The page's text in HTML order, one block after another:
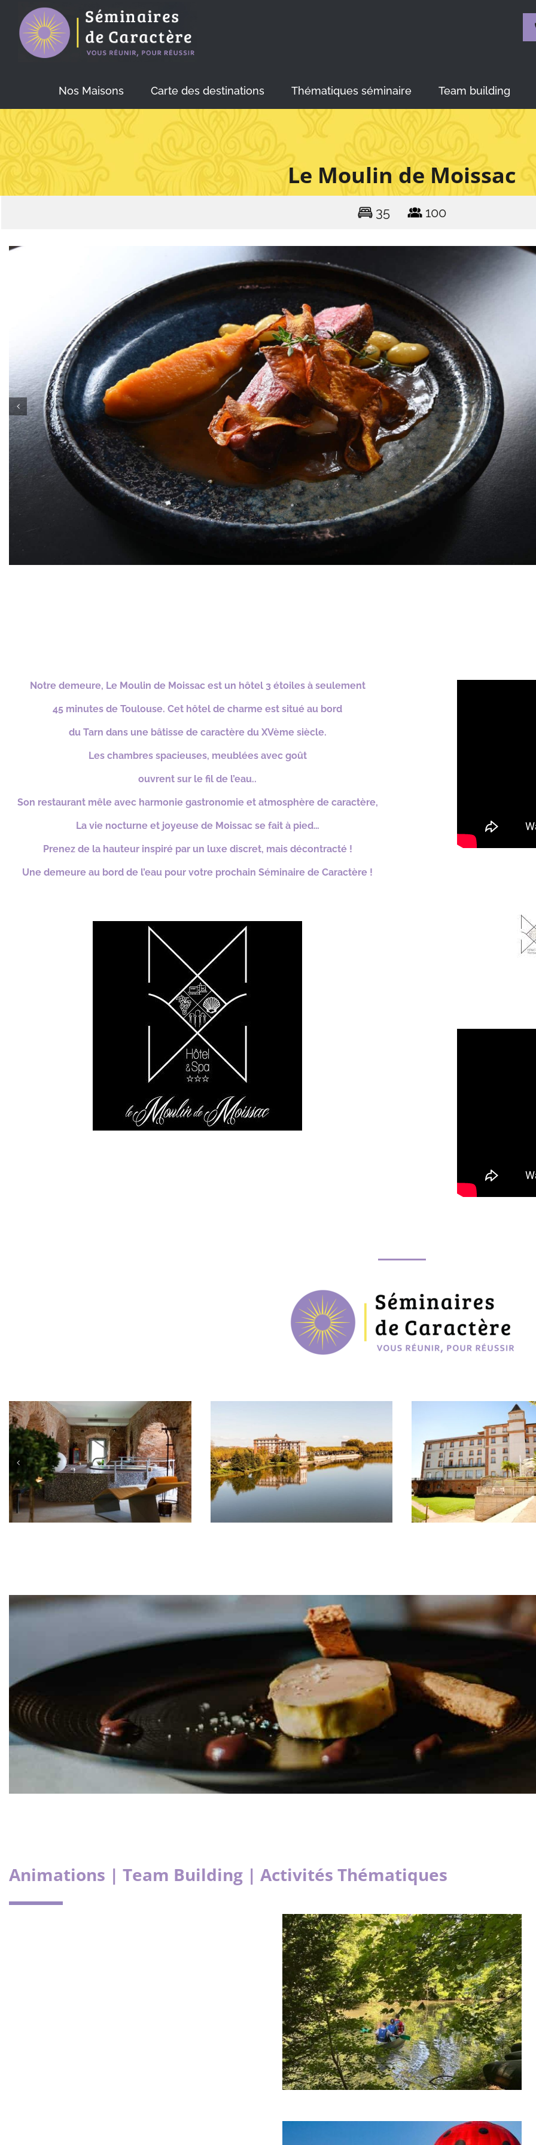
content
Nos Maisons Carte des destinations Thématiques séminaire Team building
Le Moulin de Moissac
35 100
Notre demeure, Le Moulin de Moissac est un hôtel 3 étoiles à seulement
45 minutes de Toulouse. Cet hôtel de charme est situé au bord
du Tarn dans une bâtisse de caractère du XVème siècle.
Les chambres spacieuses, meublées avec goût
ouvrentsur le fil de l’eau..
Son restaurant mêle avec harmonie gastronomie et atmosphèrede caractère,
La vie nocturne et joyeuse de Moissac se fait à pied…
Prenez de la hauteur inspiré par un luxe discret, mais décontracté !
Une demeure au bord de l’eau pour votre prochain Séminaire de Caractère !
Animations | Team Building | Activités Thématiques